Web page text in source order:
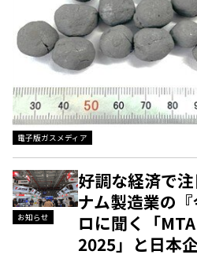
電子版ガスメディア
お知らせ
好調な経済で
ナム製造業の
ロに聞く「
2025」と日本